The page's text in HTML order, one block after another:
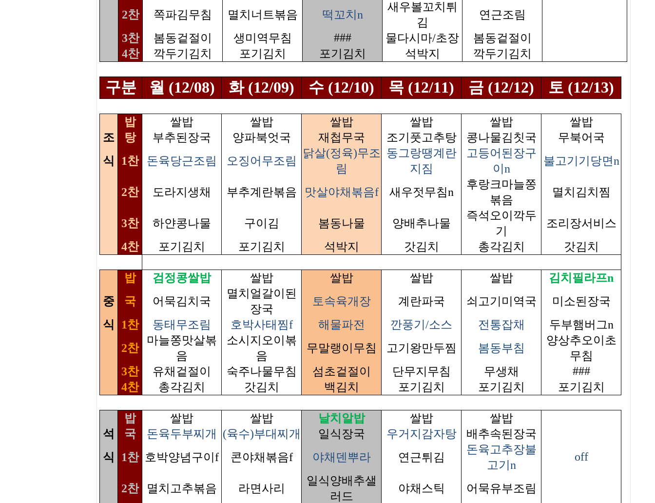
2찬
쪽파김무침 멸치너트볶음 떡꼬치n
새우볼꼬치튀
김
연근조림
3찬
봄동겉절이 생미역무침 ### 물다시마/초장
봄동겉절이
4찬
깍두기김치 포기김치 포기김치 석박지 깍두기김치
구분 월 (12/08) 화 (12/09) 수 (12/10) 목 (12/11) 금 (12/12) 토 (12/13)
밥 쌀밥 쌀밥 쌀밥 쌀밥 쌀밥
쌀밥
조
탕 부추된장국 양파북엇국 재첩무국 조기풋고추탕 콩나물김칫국
무북어국
식
1찬 돈육당근조림 오징어무조림
닭살(정육)무조
림
동그랑땡계란
지짐
고등어된장구
이n
불고기기당면n
2찬 도라지생채 부추계란볶음 맛살야채볶음f 새우젓무침n
후랑크마늘쫑
볶음
멸치김치찜
3찬 하얀콩나물 구이김 봄동나물 양배추나물
즉석오이깍두
기
조리장서비스
4찬
포기김치 포기김치 석박지 갓김치 총각김치 갓김치
밥 검정콩쌀밥 쌀밥 쌀밥 쌀밥 쌀밥
김치필라프n
중
국 어묵김치국
멸치얼갈이된
장국
토속육개장 계란파국 쇠고기미역국
미소된장국
식
1찬 동태무조림 호박사태찜f 해물파전 깐풍기/소스 전통잡채
두부햄버그n
2찬
마늘쫑맛살볶
음
소시지오이볶
음
무말랭이무침 고기왕만두찜 봄동부침
양상추오이초
무침
3찬
유채겉절이 숙주나물무침 섬초겉절이 단무지무침 무생채
###
4찬
총각김치 갓김치 백김치 포기김치 포기김치 포기김치
밥 쌀밥 쌀밥 날치알밥 쌀밥
쌀밥
석
국 돈육두부찌개 (육수)부대찌개 일식장국 우거지감자탕
배추속된장국
식
1찬 호박양념구이f 콘야채볶음f 야채덴뿌라 연근튀김
돈육고추장불
고기n
off
2찬 멸치고추볶음 라면사리
일식양배추샐
러드
야채스틱 어묵유부조림